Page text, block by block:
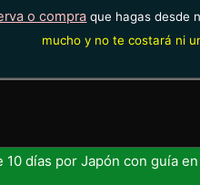
o compra que hagas desde
mucho y no te costará ni
10 días por Japón con guía